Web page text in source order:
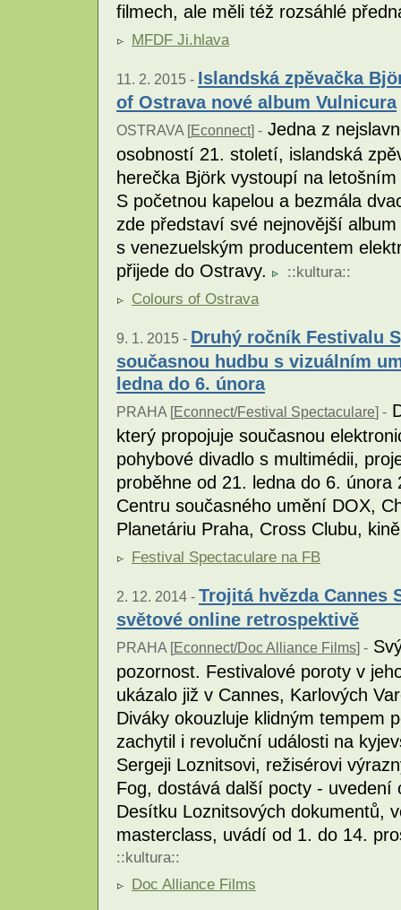
filmech, ale měli též rozsáhlé
MFDF Ji.hlava
11. 2. 2015 - Islandská zpěvačka
of Ostrava nové album Vulnicura
OSTRAVA [Econnect] - Jedna z
osobností 21. století, islandská
herečka Björk vystoupí na
S početnou kapelou a bezmála
zde představí své nejnovější
s venezuelským producentem
přijede do Ostravy.
::kultura::
Colours of Ostrava
9. 1. 2015 - Druhý ročník Festivalu
současnou hudbu s vizuálním
ledna do 6. února
PRAHA [Econnect/Festival Spectaculare] -
který propojuje současnou
pohybové divadlo s multimédii,
proběhne od 21. ledna do 6.
Centru současného umění DOX,
Planetáriu Praha, Cross Clubu,
Festival Spectaculare na FB
2. 12. 2014 - Trojitá hvězda Cannes
světové online retrospektivě
PRAHA [Econnect/Doc Alliance Films] -
pozornost. Festivalové poroty v
ukázalo již v Cannes, Karlových
Diváky okouzluje klidným tempem
zachytil i revoluční události na
Sergeji Loznitsovi, režisérovi
Fog, dostává další pocty - uvedení
Desítku Loznitsových dokumentů,
masterclass, uvádí od 1. do 14.
::kultura::
Doc Alliance Films